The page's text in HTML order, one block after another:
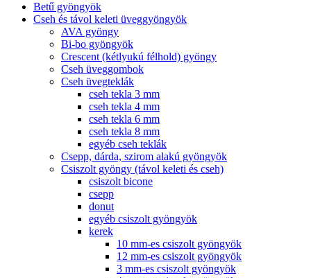
Betű gyöngyök
Cseh és távol keleti üveggyöngyök
AVA gyöngy
Bi-bo gyöngyök
Crescent (kétlyukú félhold) gyöngy
Cseh üveggombok
Cseh üvegteklák
cseh tekla 3 mm
cseh tekla 4 mm
cseh tekla 6 mm
cseh tekla 8 mm
egyéb cseh teklák
Csepp, dárda, szirom alakú gyöngyök
Csiszolt gyöngy (távol keleti és cseh)
csiszolt bicone
csepp
donut
egyéb csiszolt gyöngyök
kerek
10 mm-es csiszolt gyöngyök
12 mm-es csiszolt gyöngyök
3 mm-es csiszolt gyöngyök